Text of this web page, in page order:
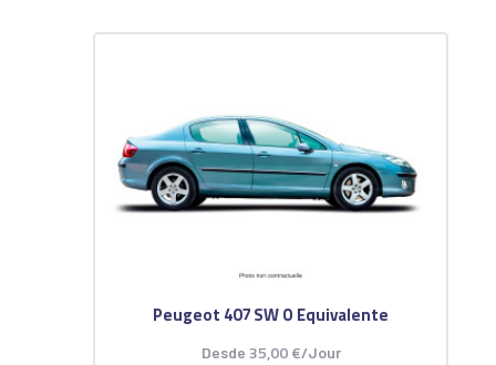
Peugeot 407 SW O Equivalente
Desde 35,00 €/Jour